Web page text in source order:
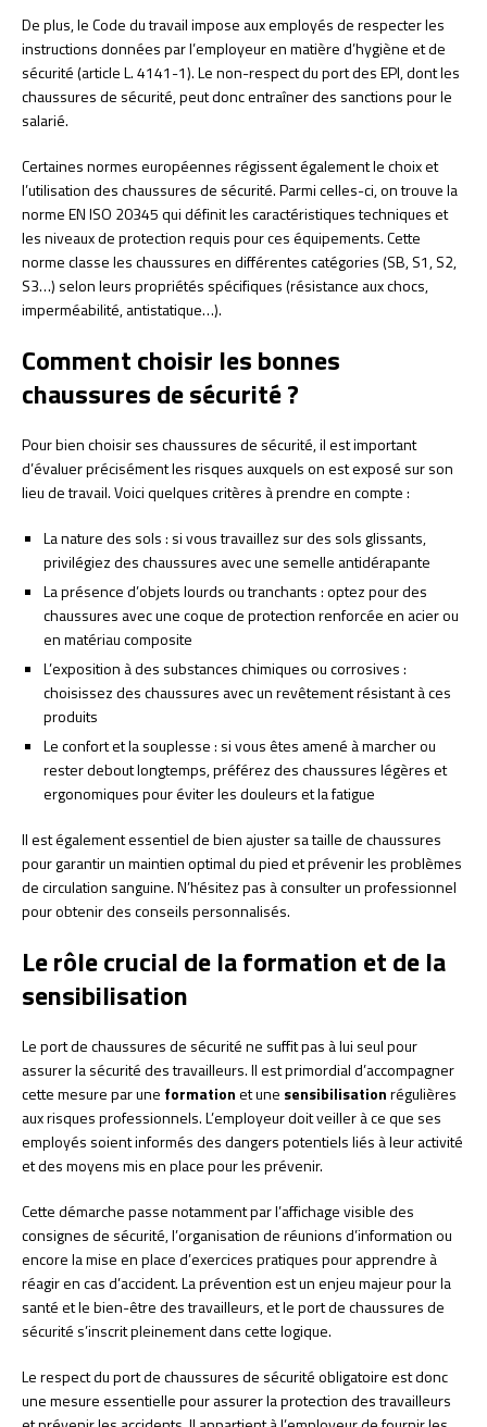
De plus, le Code du travail impose aux employés de respecter les
instructions données par l’employeur en matière d’hygiène et de
sécurité (article L. 4141-1). Le non-respect du port des EPI, dont les
chaussures de sécurité, peut donc entraîner des sanctions pour le
salarié.
Certaines normes européennes régissent également le choix et
l’utilisation des chaussures de sécurité. Parmi celles-ci, on trouve la
norme EN ISO 20345 qui définit les caractéristiques techniques et
les niveaux de protection requis pour ces équipements. Cette
norme classe les chaussures en différentes catégories (SB, S1, S2,
S3…) selon leurs propriétés spécifiques (résistance aux chocs,
imperméabilité, antistatique…).
Comment choisir les bonnes
chaussures de sécurité ?
Pour bien choisir ses chaussures de sécurité, il est important
d’évaluer précisément les risques auxquels on est exposé sur son
lieu de travail. Voici quelques critères à prendre en compte :
La nature des sols : si vous travaillez sur des sols glissants,
privilégiez des chaussures avec une semelle antidérapante
La présence d’objets lourds ou tranchants : optez pour des
chaussures avec une coque de protection renforcée en acier ou
en matériau composite
L’exposition à des substances chimiques ou corrosives :
choisissez des chaussures avec un revêtement résistant à ces
produits
Le confort et la souplesse : si vous êtes amené à marcher ou
rester debout longtemps, préférez des chaussures légères et
ergonomiques pour éviter les douleurs et la fatigue
Il est également essentiel de bien ajuster sa taille de chaussures
pour garantir un maintien optimal du pied et prévenir les problèmes
de circulation sanguine. N’hésitez pas à consulter un professionnel
pour obtenir des conseils personnalisés.
Le rôle crucial de la formation et de la
sensibilisation
Le port de chaussures de sécurité ne suffit pas à lui seul pour
assurer la sécurité des travailleurs. Il est primordial d’accompagner
cette mesure par une formationet une sensibilisationrégulières
aux risques professionnels. L’employeur doit veiller à ce que ses
employés soient informés des dangers potentiels liés à leur activité
et des moyens mis en place pour les prévenir.
Cette démarche passe notamment par l’affichage visible des
consignes de sécurité, l’organisation de réunions d’information ou
encore la mise en place d’exercices pratiques pour apprendre à
réagir en cas d’accident. La prévention est un enjeu majeur pour la
santé et le bien-être des travailleurs, et le port de chaussures de
sécurité s’inscrit pleinement dans cette logique.
Le respect du port de chaussures de sécurité obligatoire est donc
une mesure essentielle pour assurer la protection des travailleurs